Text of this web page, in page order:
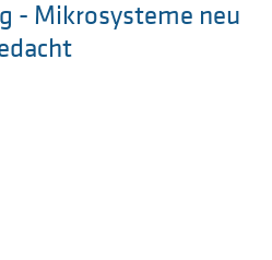
- Mikrosysteme neu